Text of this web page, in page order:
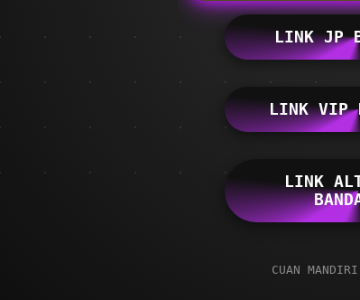
LINK JP
LINK VIP
LINK
CUAN